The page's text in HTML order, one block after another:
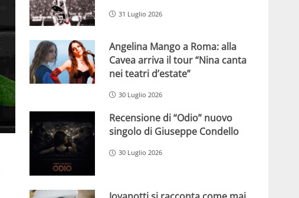
31 Luglio 2026
Angelina Mango a Roma: alla
Cavea arriva il tour “Nina canta
nei teatri d’estate”
30 Luglio 2026
Recensione di “Odio” nuovo
singolo di Giuseppe Condello
30 Luglio 2026